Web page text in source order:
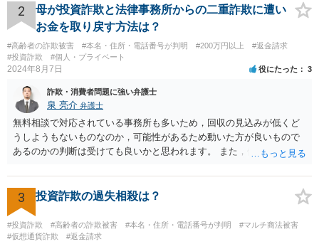
となどが確認できるのであれば、念のため、相手に教えてしまった口
座については、 銀行で口座の解約処理をすることをお勧め致します。
2
母が投資詐欺と法律事務所からの二重詐欺に遭い
お金を取り戻す方法は？
#高齢者の詐欺被害 #本名・住所・電話番号が判明 #200万円以上
#返金請求
#投資詐欺
#個人・プライベート
2024年8月7日 役にたった 3
詐欺・消費者問題に強い弁護士
泉 亮介 弁護士
無料相談で対応されている事務所も多いため，回収の見込みが低くど
うしようもないものなのか，可能性があるため動いた方が良いもので
あるのかの判断は受けても良いかと思われます。 また，依頼された弁
金がされる可能性もあるかと思われます。
3 投資詐欺の過失相殺は？
#投資詐欺 #高齢者の詐欺被害 #本名・住所・電話番号が判明
#マルチ商法被害
#仮想通貨詐欺
#返金請求